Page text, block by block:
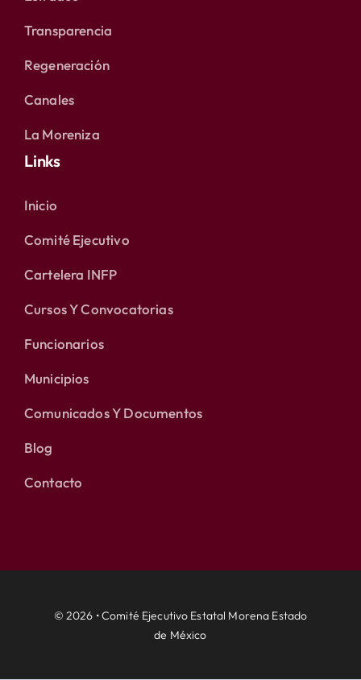
Transparencia
Regeneración
Canales
La Moreniza
Links
Inicio
Comité Ejecutivo
Cartelera INFP
Cursos Y Convocatorias
Funcionarios
Municipios
Comunicados Y Documentos
Blog
Contacto
© 2026 • Comité Ejecutivo Estatal Morena Estado
de México